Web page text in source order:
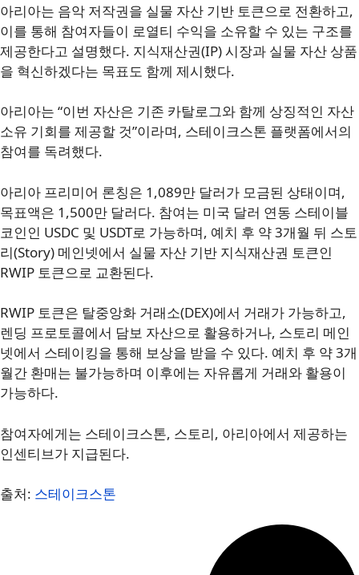
아리아는 음악 저작권을 실물 자산 기반 토큰으로 전환하고,
이를 통해 참여자들이 로열티 수익을 소유할 수 있는 구조를
제공한다고 설명했다. 지식재산권(IP) 시장과 실물 자산 상품
을 혁신하겠다는 목표도 함께 제시했다.
아리아는 “이번 자산은 기존 카탈로그와 함께 상징적인 자산
소유 기회를 제공할 것”이라며, 스테이크스톤 플랫폼에서의
참여를 독려했다.
아리아 프리미어 론칭은 1,089만 달러가 모금된 상태이며,
목표액은 1,500만 달러다. 참여는 미국 달러 연동 스테이블
코인인 USDC 및 USDT로 가능하며, 예치 후 약 3개월 뒤 스토
리(Story) 메인넷에서 실물 자산 기반 지식재산권 토큰인
RWIP 토큰으로 교환된다.
RWIP 토큰은 탈중앙화 거래소(DEX)에서 거래가 가능하고,
렌딩 프로토콜에서 담보 자산으로 활용하거나, 스토리 메인
넷에서 스테이킹을 통해 보상을 받을 수 있다. 예치 후 약 3개
월간 환매는 불가능하며 이후에는 자유롭게 거래와 활용이
가능하다.
참여자에게는 스테이크스톤, 스토리, 아리아에서 제공하는
인센티브가 지급된다.
출처: 스테이크스톤